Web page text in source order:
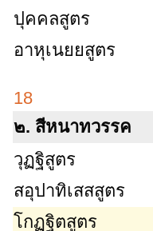
ปุคคลสูตร
อาหุเนยยสูตร
18
๒. สีหนาทวรรค
วุฏฐิสูตร
สอุปาทิเสสสูตร
โกฏฐิตสูตร